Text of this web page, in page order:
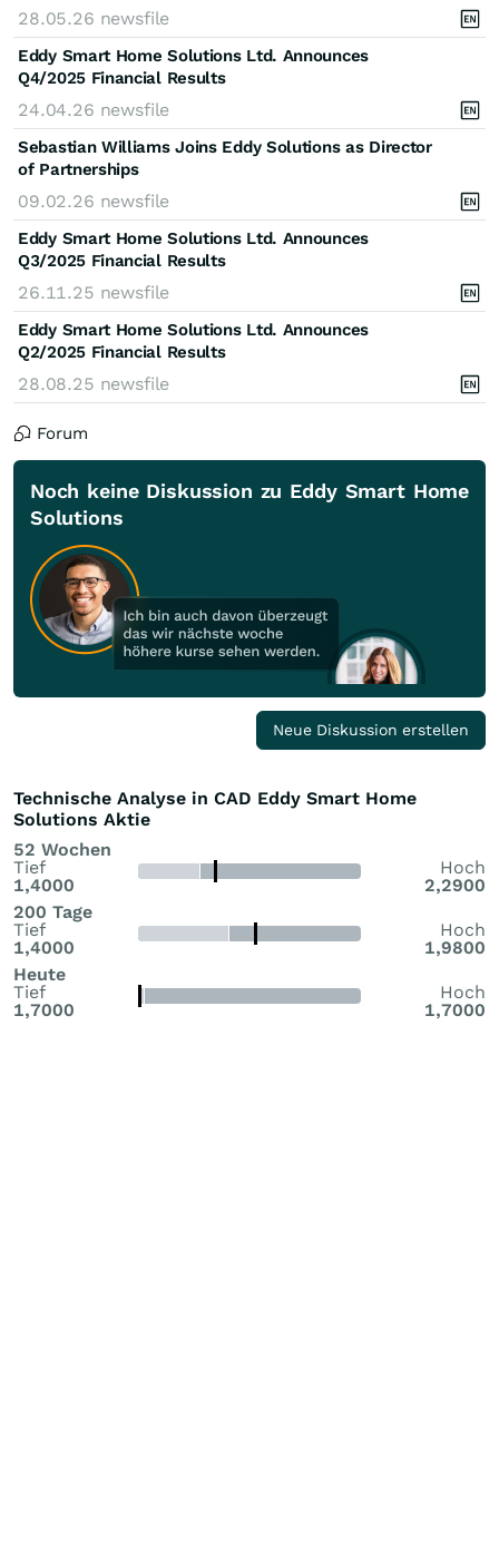
28.05.26 newsfile
Eddy Smart Home Solutions Ltd. Announces
Q4/2025 Financial Results
24.04.26 newsfile
Sebastian Williams Joins Eddy Solutions as Director
of Partnerships
09.02.26 newsfile
Eddy Smart Home Solutions Ltd. Announces
Q3/2025 Financial Results
26.11.25 newsfile
Eddy Smart Home Solutions Ltd. Announces
Q2/2025 Financial Results
28.08.25 newsfile
Forum
Noch keine Diskussion zu Eddy Smart Home
Solutions
Neue Diskussion erstellen
Technische Analyse in CAD Eddy Smart Home
Solutions Aktie
52 Wochen
Tief
1,4000
Hoch
2,2900
200 Tage
Tief
1,4000
Hoch
1,9800
Heute
Tief
1,7000
Hoch
1,7000